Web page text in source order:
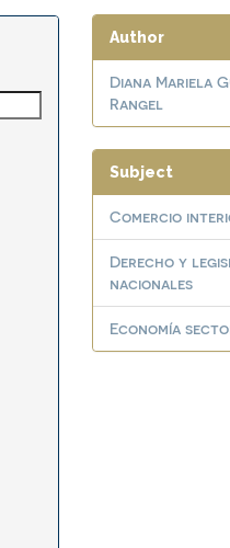
Author
Diana Mariela
Rangel
Subject
Comercio
Derecho y
nacionales
Economía